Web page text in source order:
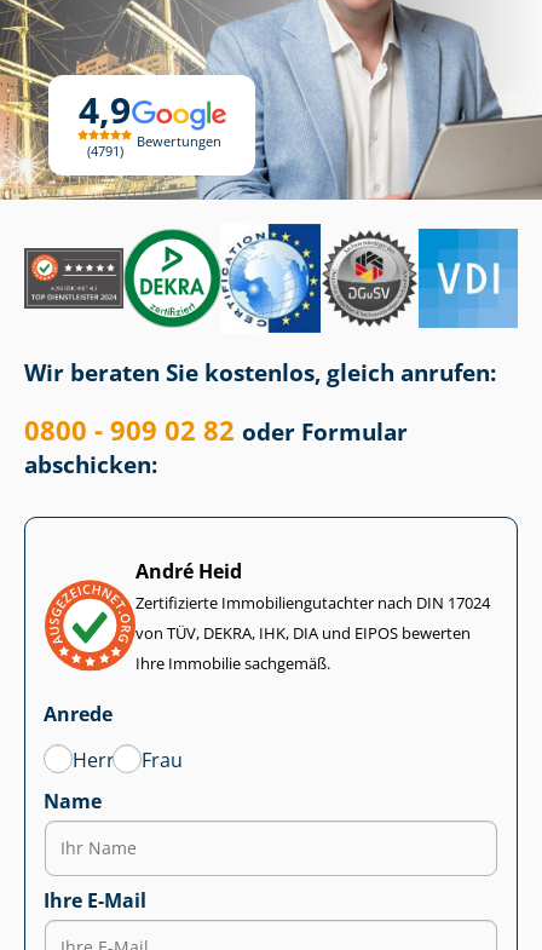
4,9
4791
Bewertungen
Wir beraten Sie kostenlos, gleich anrufen:
0800 - 909 02 82 oder Formular
abschicken:
André Heid
Zertifizierte Im­mo­bi­li­en­gut­ach­ter nach DIN 17024
von TÜV, DEKRA, IHK, DIA und EIPOS bewerten
Ihre Immobilie sachgemäß.
Anrede
Herr
Frau
Name
Ihre E-Mail